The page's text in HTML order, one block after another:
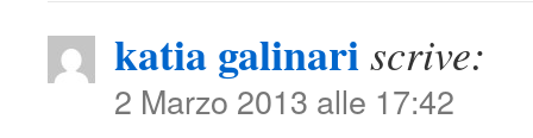
katia galinariscrive:
2 Marzo 2013 alle 17:42